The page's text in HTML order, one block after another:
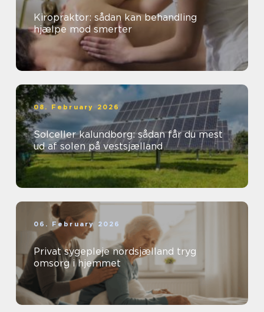
Kiropraktor: sådan kan behandling
hjælpe mod smerter
08. February 2026
Solceller kalundborg: sådan får du mest
ud af solen på vestsjælland
06. February 2026
Privat sygepleje nordsjælland tryg
omsorg i hjemmet